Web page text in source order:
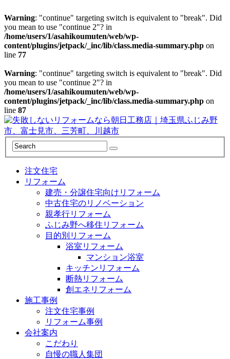
Warning: "continue" targeting switch is equivalent to "break". Did
you mean to use "continue 2"? in
/home/users/1/asahikoumuten/web/wp-
content/plugins/jetpack/_inc/lib/class.media-summary.php on
line 77
Warning: "continue" targeting switch is equivalent to "break". Did
you mean to use "continue 2"? in
/home/users/1/asahikoumuten/web/wp-
content/plugins/jetpack/_inc/lib/class.media-summary.php on
line 87
注文住宅
リフォーム
建売・分譲住宅向けリフォーム
中古住宅のリノベーション
親孝行リフォーム
ふじみ野へ移住リフォーム
目的別リフォーム
浴室リフォーム
マンション浴室
キッチンリフォーム
断熱リフォーム
創エネリフォーム
施工事例
注文住宅事例
リフォーム事例
会社案内
こだわり
自慢の職人集団